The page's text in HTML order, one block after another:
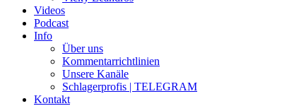
Videos
Podcast
Info
Über uns
Kommentarrichtlinien
Unsere Kanäle
Schlagerprofis | TELEGRAM
Kontakt